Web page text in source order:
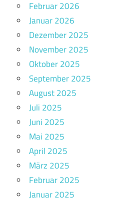
Februar 2026
Januar 2026
Dezember 2025
November 2025
Oktober 2025
September 2025
August 2025
Juli 2025
Juni 2025
Mai 2025
April 2025
März 2025
Februar 2025
Januar 2025